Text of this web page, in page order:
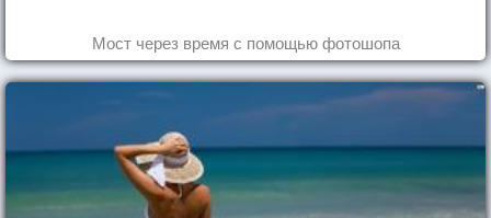
Мост через время с помощью фотошопа